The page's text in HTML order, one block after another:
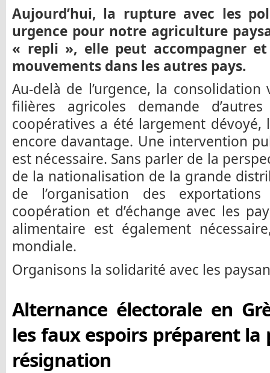
Aujourd’hui, la rupture avec les
urgence pour notre agriculture
« repli », elle peut accompagner
mouvements dans les autres pays.
Au-delà de l’urgence, la
filières agricoles demande
coopératives a été largement dévoyé,
encore davantage. Une intervention
est nécessaire. Sans parler de la
de la nationalisation de la grande
de l’organisation des
coopération et d’échange avec les
alimentaire est également
mondiale.
Organisons la solidarité avec les
Alternance électorale en
les faux espoirs préparent la
résignation